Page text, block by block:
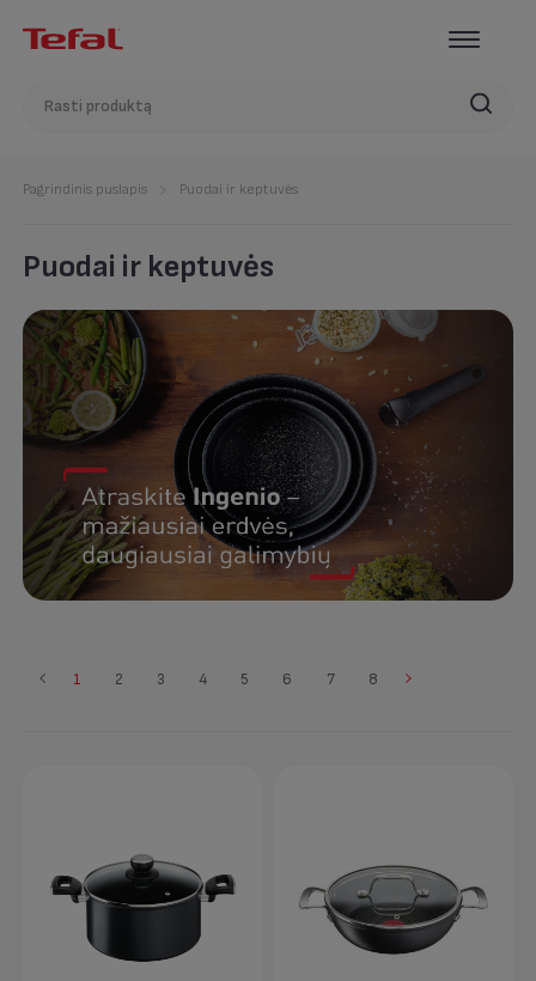
Pagrindinis puslapis Puodai ir keptuvės
Puodai ir keptuvės
1 2 3 4 5 6 7 8